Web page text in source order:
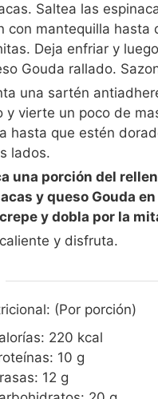
Saltea las
con mantequilla hasta
Deja enfriar y
Gouda rallado.
una sartén
y vierte un poco de
hasta que estén
lados.
una porción del
y queso Gouda
y dobla por la
y disfruta.
(Por porción)
220 kcal
10 g
12 g